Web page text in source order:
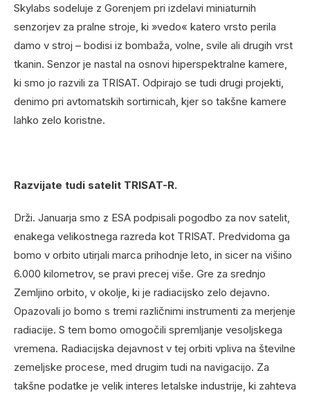
Skylabs sodeluje z Gorenjem pri izdelavi miniaturnih
senzorjev za pralne stroje, ki »vedo« katero vrsto perila
damo v stroj – bodisi iz bombaža, volne, svile ali drugih vrst
tkanin. Senzor je nastal na osnovi hiperspektralne kamere,
ki smo jo razvili za TRISAT. Odpirajo se tudi drugi projekti,
denimo pri avtomatskih sortirnicah, kjer so takšne kamere
lahko zelo koristne.
Razvijate tudi satelit TRISAT-R.
Drži. Januarja smo z ESA podpisali pogodbo za nov satelit,
enakega velikostnega razreda kot TRISAT. Predvidoma ga
bomo v orbito utirjali marca prihodnje leto, in sicer na višino
6.000 kilometrov, se pravi precej više. Gre za srednjo
Zemljino orbito, v okolje, ki je radiacijsko zelo dejavno.
Opazovali jo bomo s tremi različnimi instrumenti za merjenje
radiacije. S tem bomo omogočili spremljanje vesoljskega
vremena. Radiacijska dejavnost v tej orbiti vpliva na številne
zemeljske procese, med drugim tudi na navigacijo. Za
takšne podatke je velik interes letalske industrije, ki zahteva